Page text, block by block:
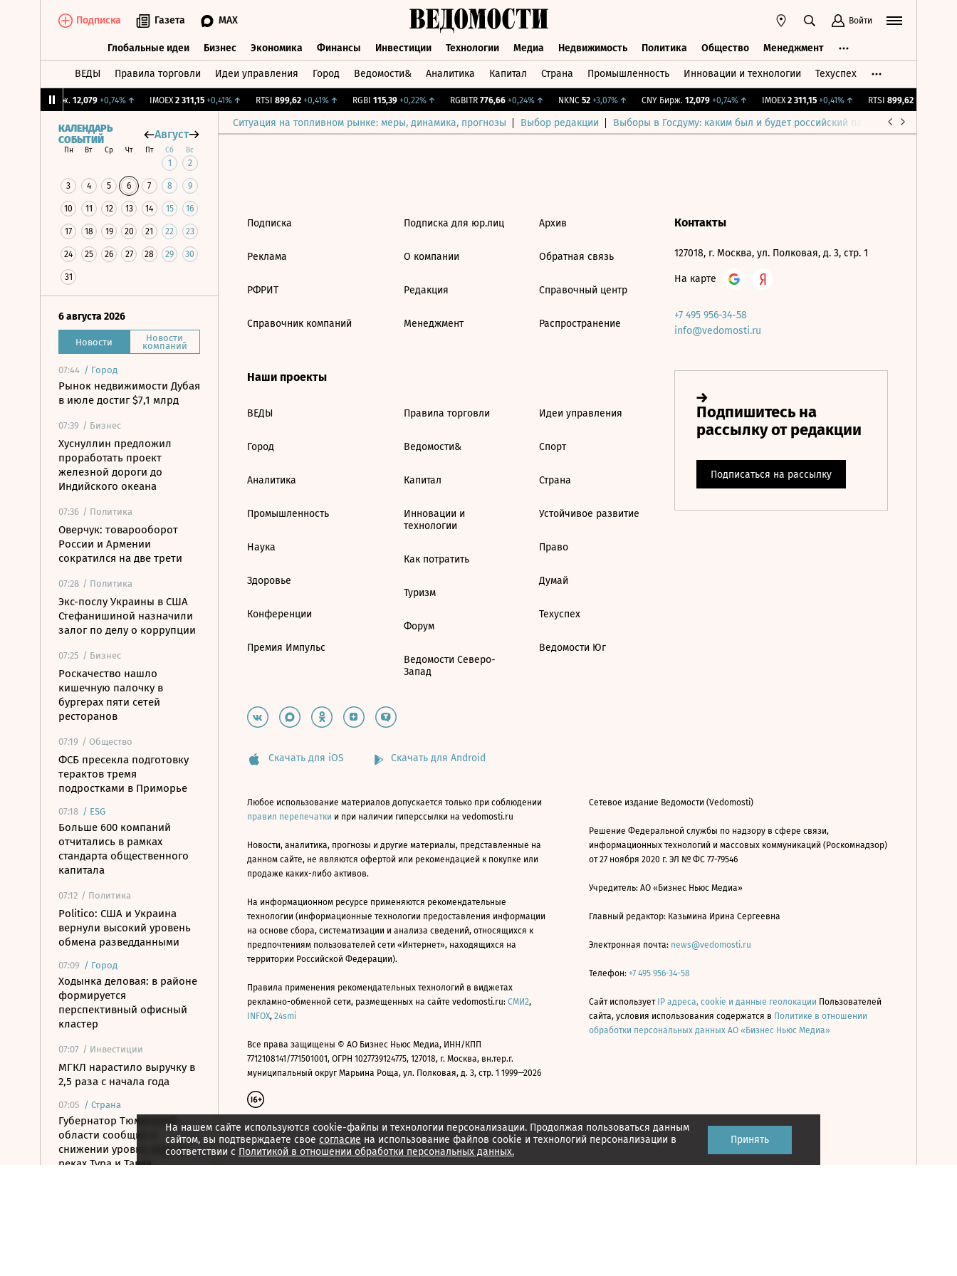
Подписка Газета MAX Войти
Глобальные идеи Бизнес Экономика Финансы Инвестиции Технологии Медиа Недвижимость Политика Общество Менеджмент
ВЕДЫ Правила торговли Идеи управления Город Ведомости& Аналитика Капитал Страна Промышленность Инновации и технологии Техуспех
CNY Бирж. 12,079 +0,74%↑ IMOEX 2 311,15 +0,41%↑ RTSI 899,62 +0,41%↑ RGBI 115,39 +0,22%↑ RGBITR 776,66 +0,24%↑ NKNC 52 +3,07%↑ CNY Бирж. 12,079 +0,74%↑ IMOEX 2 311,15 +0,41%↑ RTSI 899,62 +0,41%
Ситуация на топливном рынке: меры, динамика, прогнозы Выбор редакции Выборы в Госдуму: каким был и будет российский парламент
КАЛЕНДАРЬ
СОБЫТИЙ
Август
Пн Вт Ср Чт Пт Сб Вс
1 2
3 4 5 6 7 8 9
10 11 12 13 14 15 16
17 18 19 20 21 22 23
24 25 26 27 28 29 30
31
6 августа 2026
Новости Новости
компаний
07:44 / Город
Рынок недвижимости Дубая
в июле достиг $7,1 млрд
07:39 / Бизнес
Хуснуллин предложил
проработать проект
железной дороги до
Индийского океана
07:36 / Политика
Оверчук: товарооборот
России и Армении
сократился на две трети
07:28 / Политика
Экс-послу Украины в США
Стефанишиной назначили
залог по делу о коррупции
07:25 / Бизнес
Роскачество нашло
кишечную палочку в
бургерах пяти сетей
ресторанов
07:19 / Общество
ФСБ пресекла подготовку
терактов тремя
подростками в Приморье
07:18 / ESG
Больше 600 компаний
отчитались в рамках
стандарта общественного
капитала
07:12 / Политика
Politico: США и Украина
вернули высокий уровень
обмена разведданными
07:09 / Город
Ходынка деловая: в районе
формируется
перспективный офисный
кластер
07:07 / Инвестиции
МГКЛ нарастило выручку в
2,5 раза с начала года
07:05 / Страна
Губернатор Тюменской
области сообщил о
снижении уровня воды в
реках Тура и Тавда
На нашем сайте используются cookie-файлы и технологии персонализации. Продолжая пользоваться данным
сайтом, вы подтверждаете свое согласие на использование файлов cookie и технологий персонализации в
соответствии с Политикой в отношении обработки персональных данных.
Принять
Подписка
Реклама
РФРИТ
Справочник компаний
Подписка для юр.лиц
О компании
Редакция
Менеджмент
Архив
Обратная связь
Справочный центр
Распространение
Наши проекты
ВЕДЫ
Город
Аналитика
Промышленность
Наука
Здоровье
Конференции
Премия Импульс
Правила торговли
Ведомости&
Капитал
Инновации и
технологии
Как потратить
Туризм
Форум
Ведомости Северо-
Запад
Идеи управления
Спорт
Страна
Устойчивое развитие
Право
Думай
Техуспех
Ведомости Юг
Контакты
127018, г. Москва, ул. Полковая, д. 3, стр. 1
На карте
+7 495 956-34-58
info@vedomosti.ru
Скачать для iOS Скачать для Android
Любое использование материалов допускается только при соблюдении
правил перепечатки и при наличии гиперссылки на vedomosti.ru
Новости, аналитика, прогнозы и другие материалы, представленные на
данном сайте, не являются офертой или рекомендацией к покупке или
продаже каких-либо активов.
На информационном ресурсе применяются рекомендательные
технологии (информационные технологии предоставления информации
на основе сбора, систематизации и анализа сведений, относящихся к
предпочтениям пользователей сети «Интернет», находящихся на
территории Российской Федерации).
Правила применения рекомендательных технологий в виджетах
рекламно-обменной сети, размещенных на сайте vedomosti.ru: СМИ2,
INFOX, 24smi
Все права защищены © АО Бизнес Ньюс Медиа, ИНН/КПП
7712108141/771501001, ОГРН 1027739124775, 127018, г. Москва, вн.тер.г.
муниципальный округ Марьина Роща, ул. Полковая, д. 3, стр. 1 1999—2026
Сетевое издание Ведомости (Vedomosti)
Решение Федеральной службы по надзору в сфере связи,
информационных технологий и массовых коммуникаций (Роскомнадзор)
от 27 ноября 2020 г. ЭЛ № ФС 77-79546
Учредитель: АО «Бизнес Ньюс Медиа»
Главный редактор: Казьмина Ирина Сергеевна
Электронная почта: news@vedomosti.ru
Телефон: +7 495 956-34-58
Сайт использует IP адреса, cookie и данные геолокации Пользователей
сайта, условия использования содержатся в Политике в отношении
обработки персональных данных АО «Бизнес Ньюс Медиа»